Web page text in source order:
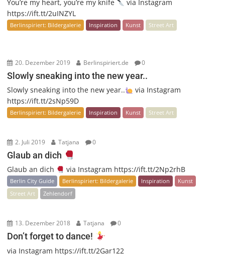
You’re my heart, you’re my knife
via Instagram
https://ift.tt/2uINZYL
Berlinspiriert: Bildergalerie Inspiration Kunst Street Art
20. Dezember 2019 Berlinspiriert.de 0
Slowly sneaking into the new year..
Slowly sneaking into the new year..
via Instagram
https://ift.tt/2sNp59D
Berlinspiriert: Bildergalerie Inspiration Kunst Street Art
2. Juli 2019 Tatjana 0
Glaub an dich
Glaub an dich via Instagram https://ift.tt/2Np2rhB
Berlin City Guide Berlinspiriert: Bildergalerie Inspiration
Kunst
Street Art
Zehlendorf
13. Dezember 2018 Tatjana 0
Don’t forget to dance!
via Instagram https://ift.tt/2Gar122